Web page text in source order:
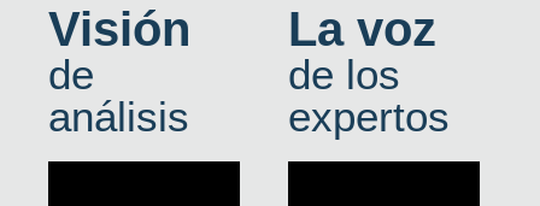
Visión
de
análisis
La voz
de los
expertos